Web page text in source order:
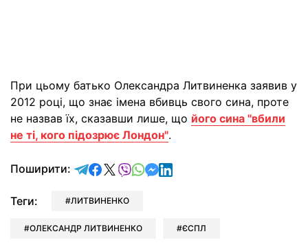
При цьому батько Олександра Литвиненка заявив у
2012 році, що знає імена вбивць свого сина, проте
не назвав їх, сказавши лише, що його сина "вбили
не ті, кого підозрює Лондон".
Поширити: відправити у Telegram
поділитись у Facebook
поділитись у X
відправити у Viber
відправити у Whatsapp
відправити у Messenger
відправити у LinkedIn
Теги: ЛИТВИНЕНКО
ОЛЕКСАНДР ЛИТВИНЕНКО ЄСПЛ